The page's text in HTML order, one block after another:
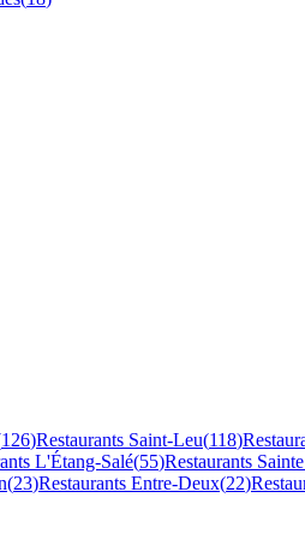
126)Restaurants Saint-Leu(118)
L'Étang-Salé(55)Restaurants
(23)Restaurants Entre-Deux(22)